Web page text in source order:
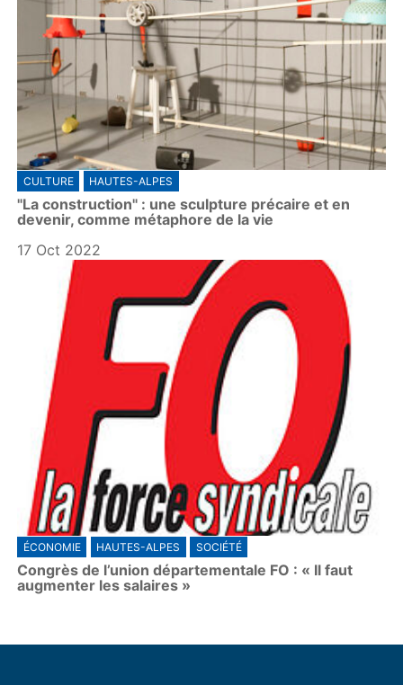
CULTURE HAUTES-ALPES
"La construction" : une sculpture précaire et en
devenir, comme métaphore de la vie
17 Oct 2022
ÉCONOMIE HAUTES-ALPES SOCIÉTÉ
Congrès de l’union départementale FO : « Il faut
augmenter les salaires »